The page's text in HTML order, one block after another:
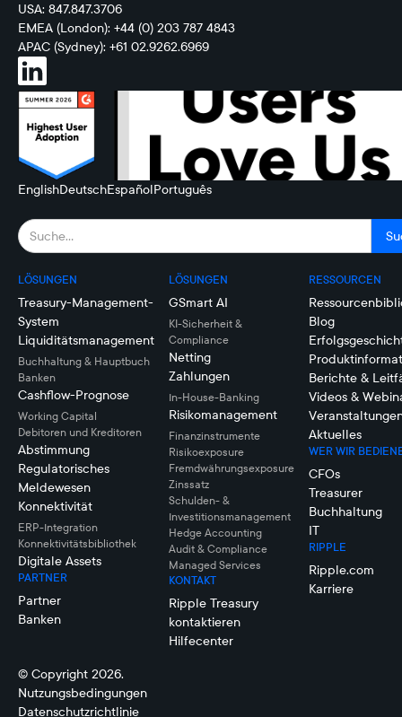
USA: 847.847.3706
EMEA (London): +44 (0) 203 787 4843
APAC (Sydney): +61 02.9262.6969
EnglishDeutschEspañolPortuguês
LÖSUNGEN
Treasury-Management-
System
Liquiditätsmanagement
Buchhaltung & Hauptbuch
Banken
Cashflow-Prognose
Working Capital
Debitoren und Kreditoren
Abstimmung
Regulatorisches
Meldewesen
Konnektivität
ERP-Integration
Konnektivitätsbibliothek
Digitale Assets
PARTNER
Partner
Banken
LÖSUNGEN
GSmart AI
KI-Sicherheit &
Compliance
Netting
Zahlungen
In-House-Banking
Risikomanagement
Finanzinstrumente
Risikoexposure
Fremdwährungsexposure
Zinssatz
Schulden- &
Investitionsmanagement
Hedge Accounting
Audit & Compliance
Managed Services
KONTAKT
Ripple Treasury
kontaktieren
Hilfecenter
RESSOURCEN
Blog
Berichte &
Videos &
Aktuelles
WER WIR
CFOs
Treasurer
Buchhaltung
IT
RIPPLE
Ripple.com
Karriere
© Copyright 2026.
Nutzungsbedingungen
Datenschutzrichtlinie